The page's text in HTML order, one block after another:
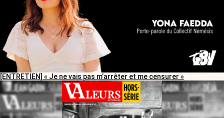
[ENTRETIEN] « Je ne vais pas m’arrêter et me censurer »